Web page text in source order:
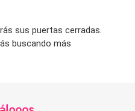
sus puertas cerradas.
buscando más